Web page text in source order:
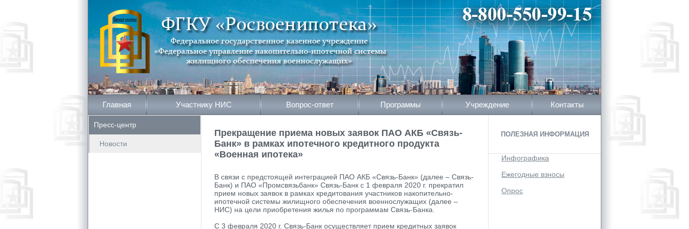
Главная Участнику НИС Вопрос-ответ Программы Учреждение Контакты
Пресс-центр
Новости
Прекращение приема новых заявок ПАО АКБ «Связь-
Банк» в рамках ипотечного кредитного продукта
«Военная ипотека»
В связи с предстоящей интеграцией ПАО АКБ «Связь-Банк» (далее – Связь-
Банк) и ПАО «Промсвязьбанк» Связь-Банк с 1 февраля 2020 г. прекратил
прием новых заявок в рамках кредитования участников накопительно-
ипотечной системы жилищного обеспечения военнослужащих (далее –
НИС) на цели приобретения жилья по программам Связь-Банка.
С 3 февраля 2020 г. Связь-Банк осуществляет прием кредитных заявок
ПОЛЕЗНАЯ ИНФОРМАЦИЯ
Инфографика
Ежегодные взносы
Опрос